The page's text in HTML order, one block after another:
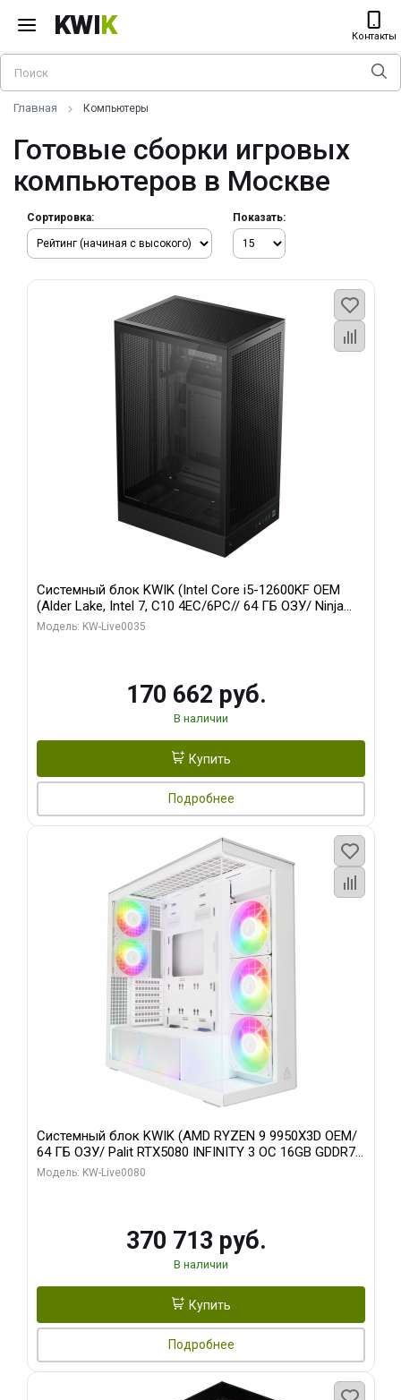
KWIK Контакты
Главная Компьютеры
Готовые сборки игровых
компьютеров в Москве
Сортировка: Показать:
Системный блок KWIK (Intel Core i5-12600KF OEM
(Alder Lake, Intel 7, C10 4EC/6PC// 64 ГБ ОЗУ/ Ninja
Sinotex GTX1650 4GB 128bit GDDR6 DVI DP HDMI 2/
Модель: KW-Live0035
170 662 руб.
В наличии
Купить
Подробнее
Системный блок KWIK (AMD RYZEN 9 9950X3D OEM/
64 ГБ ОЗУ/ Palit RTX5080 INFINITY 3 OC 16GB GDDR7
256bit 3xDP H/ 960 ГБ SSD)
Модель: KW-Live0080
370 713 руб.
В наличии
Купить
Подробнее